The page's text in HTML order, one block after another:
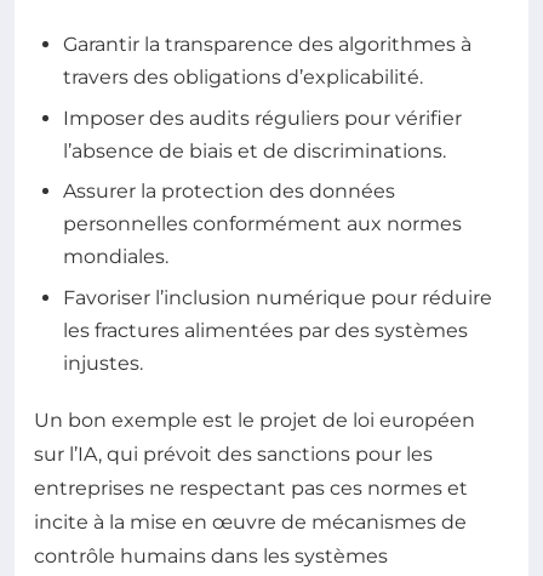
Garantir la transparence des algorithmes à
travers des obligations d’explicabilité.
Imposer des audits réguliers pour vérifier
l’absence de biais et de discriminations.
Assurer la protection des données
personnelles conformément aux normes
mondiales.
Favoriser l’inclusion numérique pour réduire
les fractures alimentées par des systèmes
injustes.
Un bon exemple est le projet de loi européen
sur l’IA, qui prévoit des sanctions pour les
entreprises ne respectant pas ces normes et
incite à la mise en œuvre de mécanismes de
contrôle humains dans les systèmes